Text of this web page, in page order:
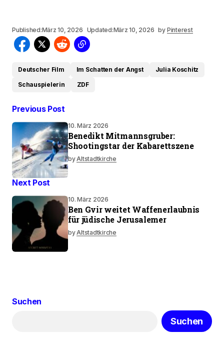
Published:März 10, 2026 Updated:März 10, 2026 by Pinterest
Deutscher Film Im Schatten der Angst
Julia Koschitz
Schauspielerin
ZDF
Previous Post
10. März 2026
Benedikt Mitmannsgruber:
Shootingstar der Kabarettszene
byAltstadtkirche
Next Post
10. März 2026
Ben Gvir weitet Waffenerlaubnis
für jüdische Jerusalemer
byAltstadtkirche
Suchen
Suchen